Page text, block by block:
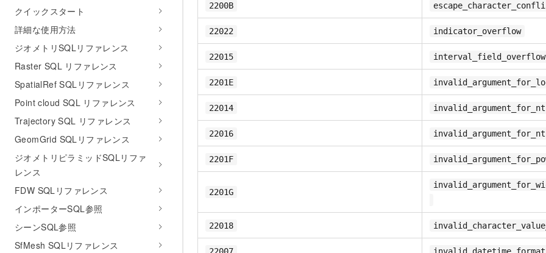
クイックスタート
詳細な使用方法
ジオメトリSQLリファレンス
Raster SQL リファレンス
SpatialRef SQLリファレンス
Point cloud SQL リファレンス
Trajectory SQL リファレンス
GeomGrid SQLリファレンス
ジオメトリピラミッドSQLリファ
レンス
FDW SQLリファレンス
インポーターSQL参照
シーンSQL参照
SfMesh SQLリファレンス
2200B
22022 indicator_overflow
22015 interval_field_overflow
2201E
22014
22016
2201F
2201G
22018